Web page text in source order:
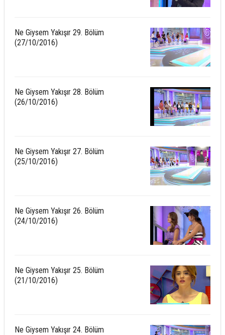
Ne Giysem Yakışır 29. Bölüm
(27/10/2016)
Ne Giysem Yakışır 28. Bölüm
(26/10/2016)
Ne Giysem Yakışır 27. Bölüm
(25/10/2016)
Ne Giysem Yakışır 26. Bölüm
(24/10/2016)
Ne Giysem Yakışır 25. Bölüm
(21/10/2016)
Ne Giysem Yakışır 24. Bölüm